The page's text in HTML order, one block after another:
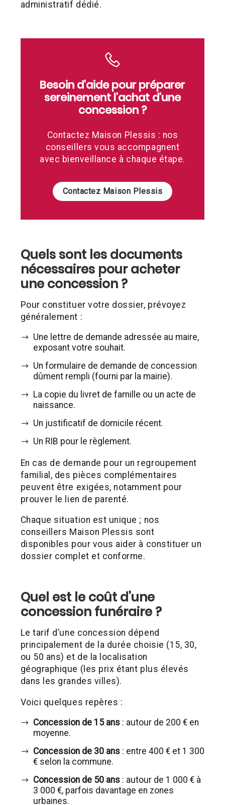
administratif dédié.
Besoin d’aide pour préparer
sereinement l’achat d’une
concession ?
Contactez Maison Plessis : nos
conseillers vous accompagnent
avec bienveillance à chaque étape.
Contactez Maison Plessis
Quels sont les documents
nécessaires pour acheter
une concession ?
Pour constituer votre dossier, prévoyez
généralement :
Une lettre de demande adressée au maire,
exposant votre souhait.
Un formulaire de demande de concession
dûment rempli (fourni par la mairie).
La copie du livret de famille ou un acte de
naissance.
Un justificatif de domicile récent.
Un RIB pour le règlement.
En cas de demande pour un regroupement
familial, des pièces complémentaires
peuvent être exigées, notamment pour
prouver le lien de parenté.
Chaque situation est unique ; nos
conseillers Maison Plessis sont
disponibles pour vous aider à constituer un
dossier complet et conforme.
Quel est le coût d’une
concession funéraire ?
Le tarif d’une concession dépend
principalement de la durée choisie (15, 30,
ou 50 ans) et de la localisation
géographique (les prix étant plus élevés
dans les grandes villes).
Voici quelques repères :
Concession de 15 ans: autour de 200 € en
moyenne.
Concession de 30 ans: entre 400 € et 1 300
€ selon la commune.
Concession de 50 ans: autour de 1 000 € à
3 000 €, parfois davantage en zones
urbaines.